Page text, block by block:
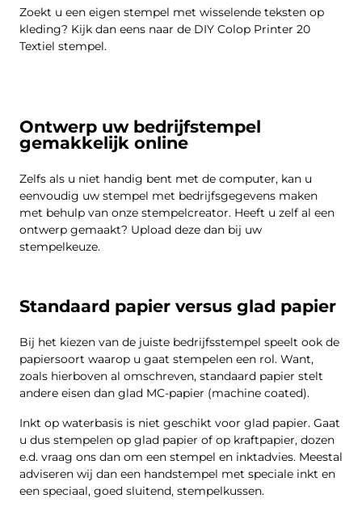
Zoekt u een eigen stempel met wisselende teksten op
kleding? Kijk dan eens naar de DIY Colop Printer 20
Textiel stempel.
Ontwerp uw bedrijfstempel
gemakkelijk online
Zelfs als u niet handig bent met de computer, kan u
eenvoudig uw stempel met bedrijfsgegevens maken
met behulp van onze stempelcreator. Heeft u zelf al een
ontwerp gemaakt? Upload deze dan bij uw
stempelkeuze.
Standaard papier versus glad papier
Bij het kiezen van de juiste bedrijfsstempel speelt ook de
papiersoort waarop u gaat stempelen een rol. Want,
zoals hierboven al omschreven, standaard papier stelt
andere eisen dan glad MC-papier (machine coated).
Inkt op waterbasis is niet geschikt voor glad papier. Gaat
u dus stempelen op glad papier of op kraftpapier, dozen
e.d. vraag ons dan om een stempel en inktadvies. Meestal
adviseren wij dan een handstempel met speciale inkt en
een speciaal, goed sluitend, stempelkussen.